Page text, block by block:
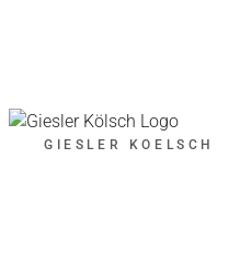
GIESLER KOELSCH